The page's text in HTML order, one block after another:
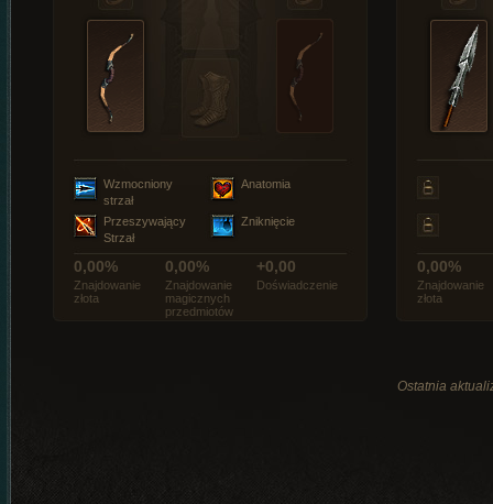
Wzmocniony
strzał
Anatomia
Przeszywający
Strzał
Zniknięcie
0,00%
Znajdowanie
złota
0,00%
Znajdowanie
magicznych
przedmiotów
+0,00
Doświadczenie
0,00%
Znajdowanie
złota
Ostatnia